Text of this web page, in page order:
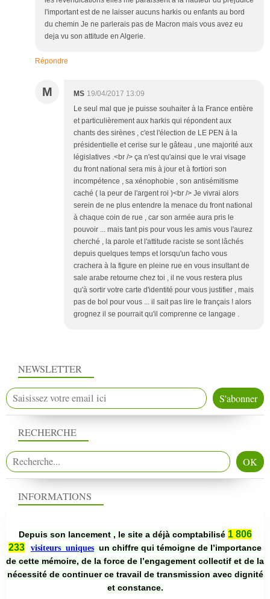
l'important est de ne laisser aucuns harkis ou enfants au bord
du chemin Je ne parlerais pas de Macron mais vous avez eu
deja vu son attitude en Algerie.
Répondre
M MS 19/04/2017 13:09
Le seul mal que je puisse souhaiter à la France entière
et particulièrement aux harkis qui répondent aux
chants des sirènes , c'est l'élection de LE PEN à la
présidentielle et cerise sur le gâteau , une majorité aux
législatives .<br /> ça n'est qu'ainsi que le vrai visage
du front national sera mis à jour et à fortiori son
incompétence , sa xénophobie , son antisémitisme
caché ( la peur de l'argent roi )<br /> Je vivrai alors
serein de ne plus entendre la menace du front national
à chaque coin de rue , car son armée aura pris le
pouvoir ... mais tant pis pour vous les amis vous l'aurez
cherché , la parole et l'attitude raciste se sont lâchés
depuis quelques temps et lorsqu'un facho vous
crachera à la figure en pleine rue en vous insultant de
sale arabe retourne chez toi , il ne vous restera plus
qu'à sortir votre carte d'identité pour vous justifier , mais
pas de bol pour vous ... il sait pas lire le français ! alors
grognez il se pourrait qu'il comprenne ce langage .
NEWSLETTER
RECHERCHE
INFORMATIONS
Depuis son lancement , le site a déjà comptabilisé 1 806
233
visiteurs uniques un chiffre qui témoigne de l’importance
de cette mémoire, de la force de l’engagement collectif et de la
nécessité de continuer ce travail de transmission avec dignité
et constance.